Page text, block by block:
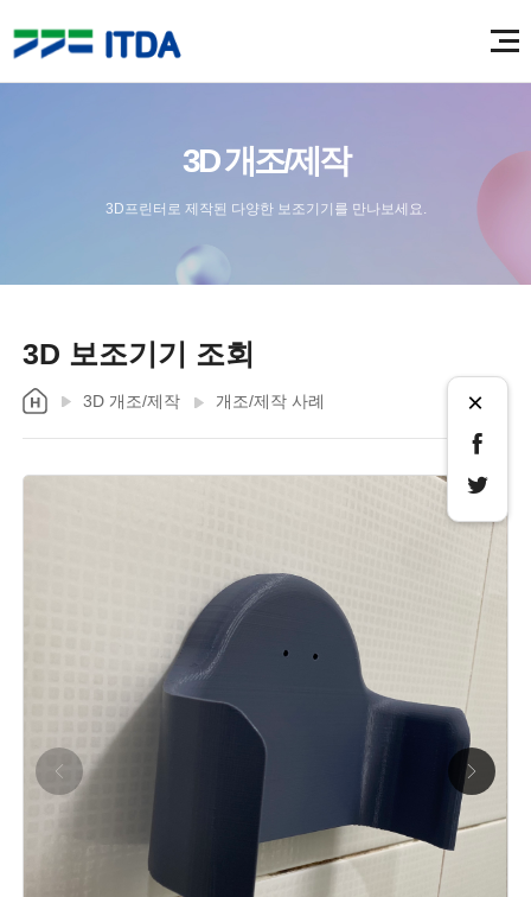
3D 개조/제작
3D프린터로 제작된 다양한 보조기기를 만나보세요.
3D 보조기기 조회
3D 개조/제작 개조/제작 사례 ×